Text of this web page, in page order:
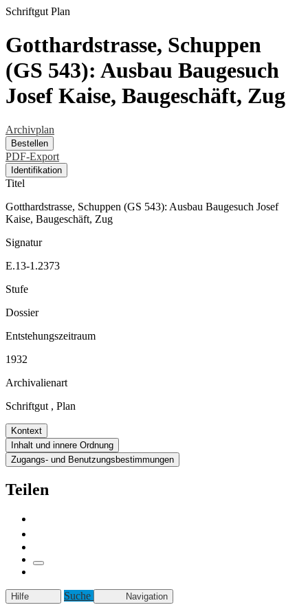
Schriftgut Plan
Gotthardstrasse, Schuppen
(GS 543): Ausbau Baugesuch
Josef Kaise, Baugeschäft, Zug
Archivplan
Bestellen
PDF-Export
Identifikation
Titel
Gotthardstrasse, Schuppen (GS 543): Ausbau Baugesuch Josef
Kaise, Baugeschäft, Zug
Signatur
E.13-1.2373
Stufe
Dossier
Entstehungszeitraum
1932
Archivalienart
Schriftgut , Plan
Kontext
Inhalt und innere Ordnung
Zugangs- und Benutzungsbestimmungen
Teilen
Hilfe Suche Navigation